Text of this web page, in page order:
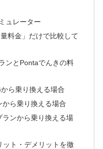
ュレーター
料金」だけで比較して
ンとPontaでんきの料
ら乗り換える場合
ら乗り換える場合
ンから乗り換える場
ット・デメリットを徹